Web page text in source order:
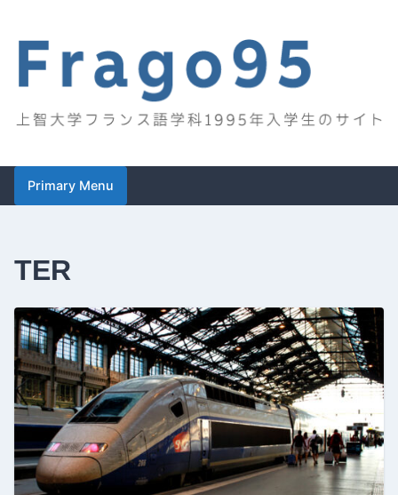
content
Frago95
Primary Menu
TER